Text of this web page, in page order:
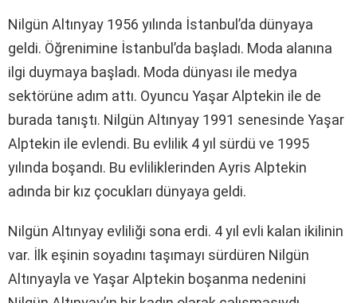
Nilgün Altınyay 1956 yılında İstanbul’da dünyaya
geldi. Öğrenimine İstanbul’da başladı. Moda alanına
ilgi duymaya başladı. Moda dünyası ile medya
sektörüne adım attı. Oyuncu Yaşar Alptekin ile de
burada tanıştı. Nilgün Altınyay 1991 senesinde Yaşar
Alptekin ile evlendi. Bu evlilik 4 yıl sürdü ve 1995
yılında boşandı. Bu evliliklerinden Ayris Alptekin
adında bir kız çocukları dünyaya geldi.
Nilgün Altınyay evliliği sona erdi. 4 yıl evli kalan ikilinin
var. İlk eşinin soyadını taşımayı sürdüren Nilgün
Altınyayla ve Yaşar Alptekin boşanma nedenini